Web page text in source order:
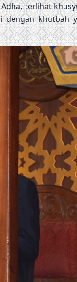
terlihat
khutbah